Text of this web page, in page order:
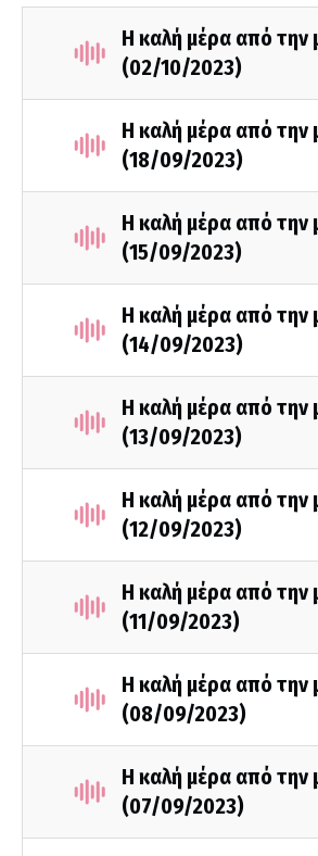
Η καλή μέρα από την
(02/10/2023)
Η καλή μέρα από την
(18/09/2023)
Η καλή μέρα από την
(15/09/2023)
Η καλή μέρα από την
(14/09/2023)
Η καλή μέρα από την
(13/09/2023)
Η καλή μέρα από την
(12/09/2023)
Η καλή μέρα από την
(11/09/2023)
Η καλή μέρα από την
(08/09/2023)
Η καλή μέρα από την
(07/09/2023)